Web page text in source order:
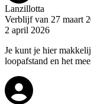
Lanzillotta
Verblijf van 27 maart
2 april 2026
Je kunt je hier
loopafstand en het